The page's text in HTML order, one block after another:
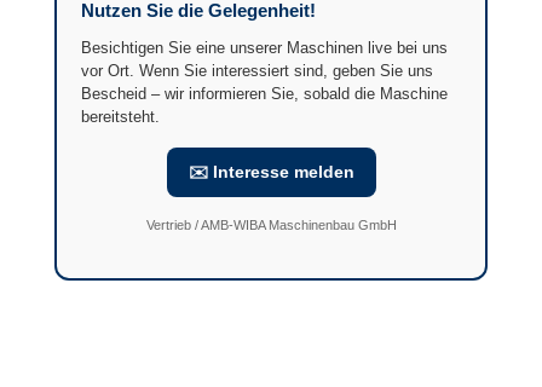
Nutzen Sie die Gelegenheit!
Besichtigen Sie eine unserer Maschinen live bei uns
vor Ort. Wenn Sie interessiert sind, geben Sie uns
Bescheid – wir informieren Sie, sobald die Maschine
bereitsteht.
✉️ Interesse melden
Vertrieb / AMB-WIBA Maschinenbau GmbH